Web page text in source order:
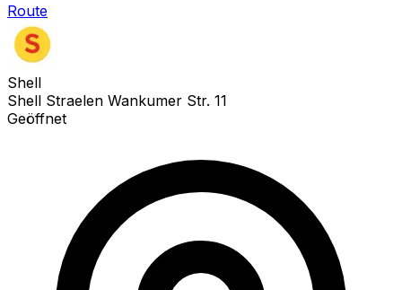
Route
Shell
Shell Straelen Wankumer Str. 11
Geöffnet